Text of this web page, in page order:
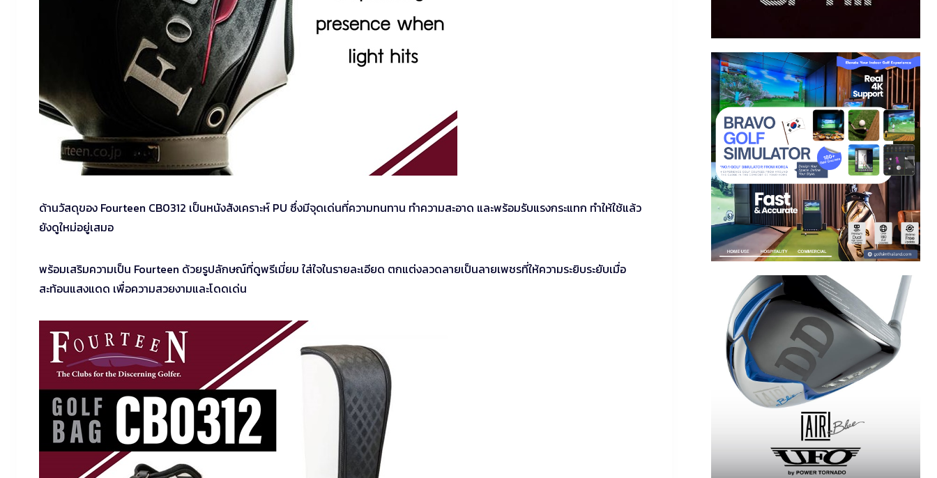
ด้านวัสดุของ Fourteen CB0312 เป็นหนังสังเคราะห์ PU ซึ่งมีจุดเด่นที่ความทนทาน ทำความสะอาด และพร้อมรับแรงกระแทก ทำให้ใช้แล้ว
ยังดูใหม่อยู่เสมอ
พร้อมเสริมความเป็น Fourteen ด้วยรูปลักษณ์ที่ดูพรีเมี่ยม ใส่ใจในรายละเอียด ตกแต่งลวดลายเป็นลายเพชรที่ให้ความระยิบระยับเมื่อ
สะท้อนแสงแดด เพื่อความสวยงามและโดดเด่น